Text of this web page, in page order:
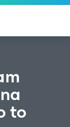
to